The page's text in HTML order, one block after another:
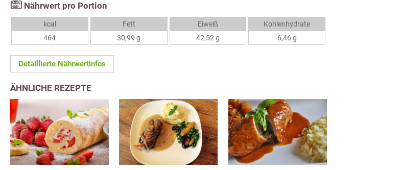
Nährwert pro Portion
kcal
464
Fett
30,99 g
Eiweiß
42,52 g
Kohlenhydrate
6,46 g
Detaillierte Nährwertinfos
ÄHNLICHE REZEPTE